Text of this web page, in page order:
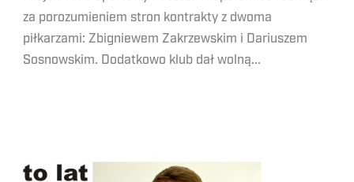
za porozumieniem stron kontrakty z dwoma
piłkarzami: Zbigniewem Zakrzewskim i Dariuszem
Sosnowskim. Dodatkowo klub dał wolną...